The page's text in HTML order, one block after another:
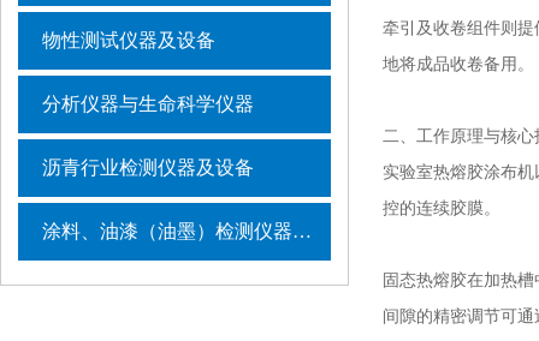
物性测试仪器及设备
分析仪器与生命科学仪器
沥青行业检测仪器及设备
涂料、油漆（油墨）检测仪器及设备
牵引及收卷组件则
地将成品收卷备用。
二、工作原理与核心
实验室热熔胶涂布
控的连续胶膜。
固态热熔胶在加热
间隙的精密调节可